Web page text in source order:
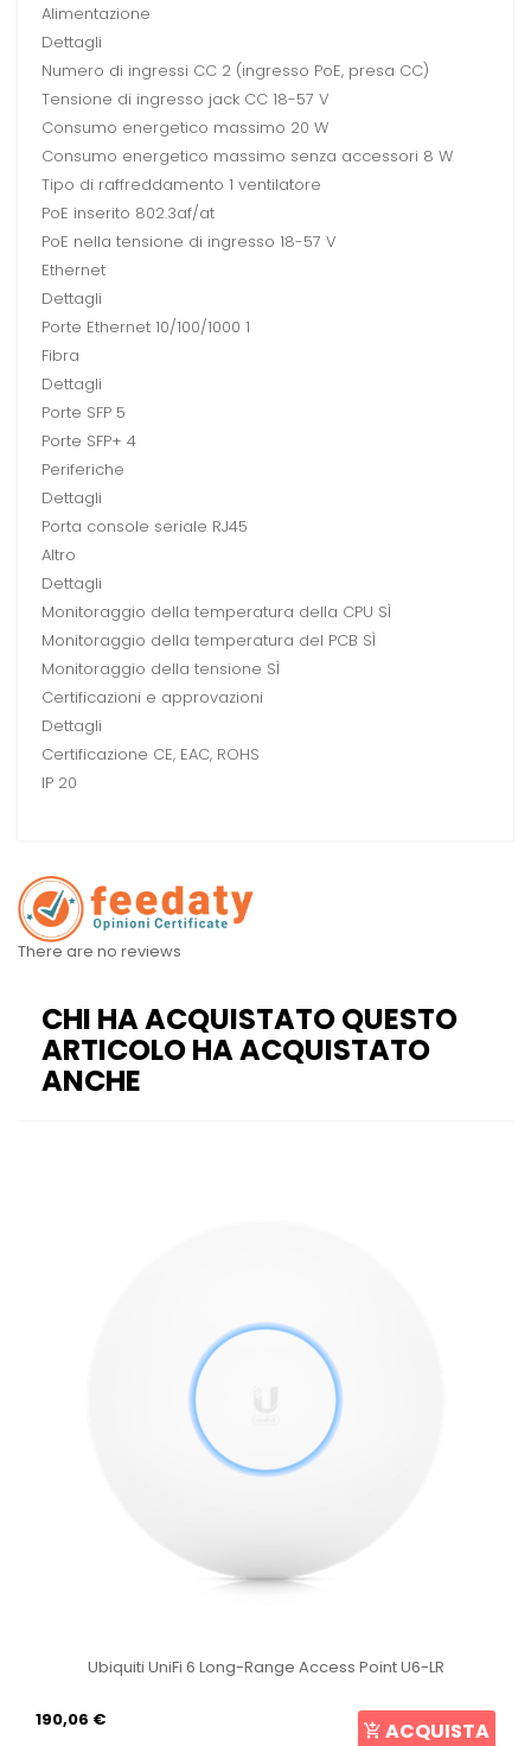
Alimentazione
Dettagli
Numero di ingressi CC 2 (ingresso PoE, presa CC)
Tensione di ingresso jack CC 18-57 V
Consumo energetico massimo 20 W
Consumo energetico massimo senza accessori 8 W
Tipo di raffreddamento 1 ventilatore
PoE inserito 802.3af/at
PoE nella tensione di ingresso 18-57 V
Ethernet
Dettagli
Porte Ethernet 10/100/1000 1
Fibra
Dettagli
Porte SFP 5
Porte SFP+ 4
Periferiche
Dettagli
Porta console seriale RJ45
Altro
Dettagli
Monitoraggio della temperatura della CPU SÌ
Monitoraggio della temperatura del PCB SÌ
Monitoraggio della tensione SÌ
Certificazioni e approvazioni
Dettagli
Certificazione CE, EAC, ROHS
IP 20
There are no reviews
CHI HA ACQUISTATO QUESTO
ARTICOLO HA ACQUISTATO
ANCHE
Ubiquiti UniFi 6 Long-Range Access Point U6-LR
190,06 € ACQUISTA